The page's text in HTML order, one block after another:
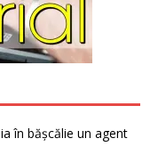
în bășcălie un agent